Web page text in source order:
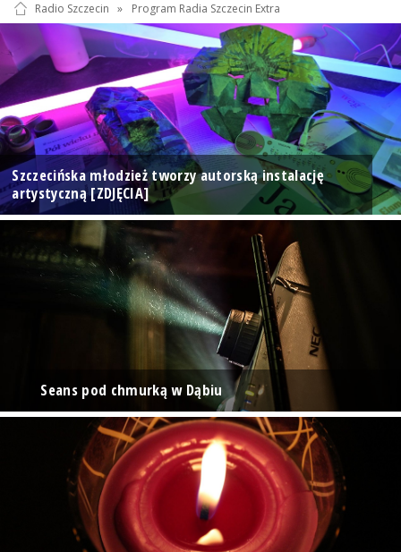
Radio Szczecin » Program Radia Szczecin Extra
Szczecińska młodzież tworzy autorską instalację
artystyczną [ZDJĘCIA]
Seans pod chmurką w Dąbiu